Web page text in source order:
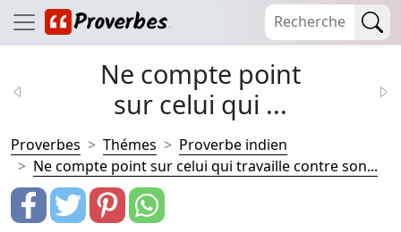
Ne compte point
sur celui qui ...
Proverbes Thémes
Proverbe indien
Ne compte point sur celui qui travaille contre son...